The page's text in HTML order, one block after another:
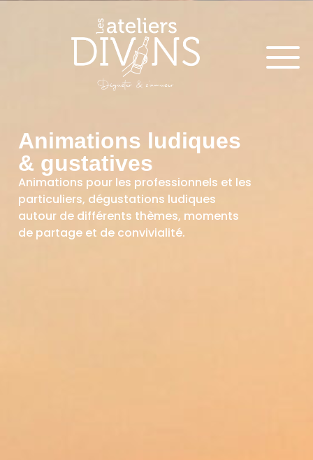
Animations ludiques
& gustatives
Animations pour les professionnels et les
particuliers, dégustations ludiques
autour de différents thèmes, moments
de partage et de convivialité.